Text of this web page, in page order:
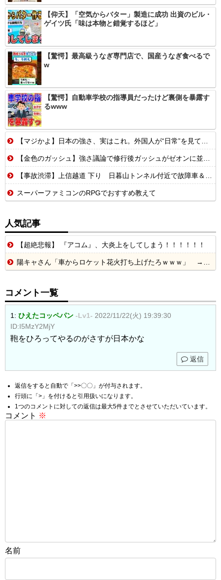
【仰天】「空気からバター」製造に成功 出資のビル・
ゲイツ氏「味は本物と錯覚するほど」
【驚愕】最高級うなぎ専門店で、国産うなぎ食べるで
w
【驚愕】自動車学校の指導員だったけど裏側を暴露す
るwww
【マジかよ】日本の強さ、実はこれ。外国人が“日常”を見て衝撃を受けた理由
【金色のガッシュ】強さ議論で修行後ガッシュがゼオンに並んだ、超えてたって意見に納得いかないんだけど
【事故渋滞】上信越道 下り 日暮山トンネル付近で故障車＆事故💥 車線規制 松井田妙義IC〜佐久平IC 渋滞距離 10.0km 通過時間 50 分
スーパーファミコンのRPGでおすすめ教えて
人気記事
【超絶悲報】 『アコム』、大炎上をしてしまう！！！！！！
陽キャさん「車からロケット花火打ち上げたろｗｗｗ」 → サンルーフが閉まっていて無事車内に発射
コメント一覧
1: ひえたコッペパン -Lv1- 2022/11/22(火) 19:39:30
ID:I5MzY2MjY
鞄をひろってやるのがさすが日本かな
返信
返信をすると自動で「>>〇〇」が付与されます。
行頭に「>」を付けると引用扱いになります。
1つのコメントに対しての返信は最大5件までとさせていただいています。
コメント ※
名前